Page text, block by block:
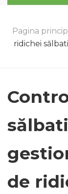
Pagina
ridichei
de